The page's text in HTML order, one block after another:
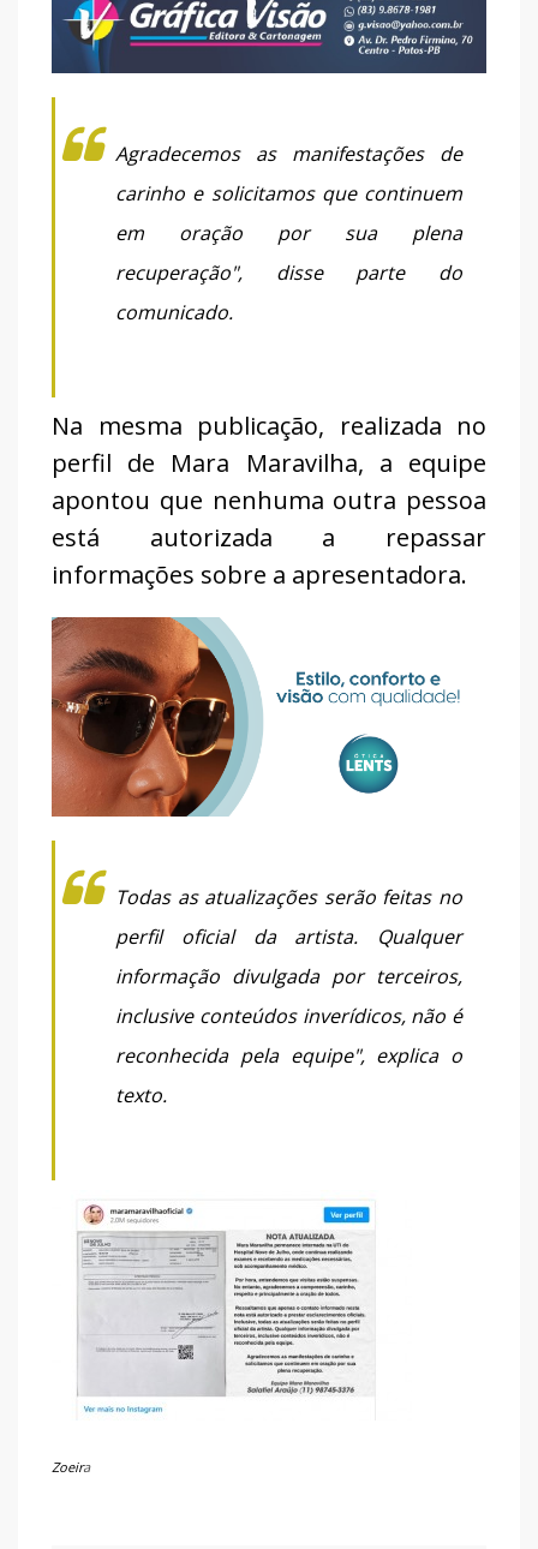
Agradecemos as manifestações de
carinho e solicitamos que continuem
em oração por sua plena
recuperação", disse parte do
comunicado.
Na mesma publicação, realizada no
perfil de Mara Maravilha, a equipe
apontou que nenhuma outra pessoa
está autorizada a repassar
informações sobre a apresentadora.
Todas as atualizações serão feitas no
perfil oficial da artista. Qualquer
informação divulgada por terceiros,
inclusive conteúdos inverídicos, não é
reconhecida pela equipe", explica o
texto.
Zoeira